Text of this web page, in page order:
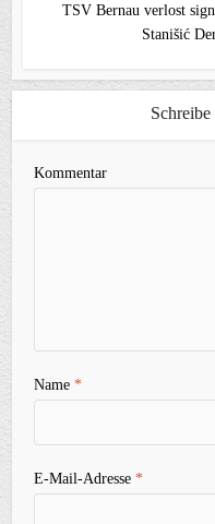
TSV Bernau verlost
Stanišić
Kommentar
Name*
E-Mail-Adresse*